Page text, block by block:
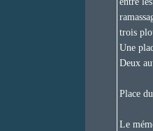
trois
Une
Deux
Place
Le